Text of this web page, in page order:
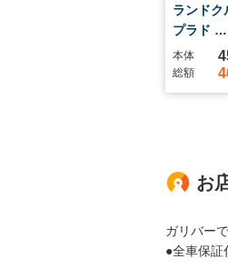
ランドク
プラド …
本体
総額
お
ガリバー
●全車保証